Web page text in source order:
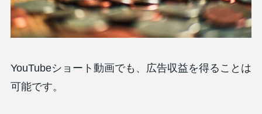
YouTubeショート動画でも、広告収益を得ることは
可能です。